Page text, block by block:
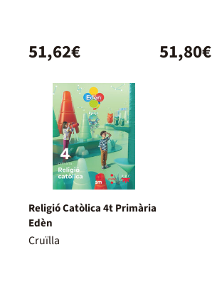
51,62€ 51,80€
Religió Catòlica 4t Primària
Edèn
Cruïlla